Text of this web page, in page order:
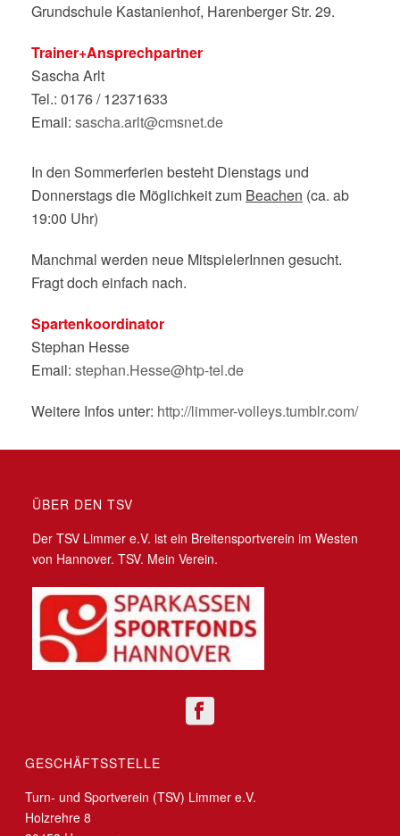
Grundschule Kastanienhof, Harenberger Str. 29.
Trainer+Ansprechpartner
Sascha Arlt
Tel.: 0176 / 12371633
Email: sascha.arlt@cmsnet.de
In den Sommerferien besteht Dienstags und
Donnerstags die Möglichkeit zum Beachen (ca. ab
19:00 Uhr)
Manchmal werden neue MitspielerInnen gesucht.
Fragt doch einfach nach.
Spartenkoordinator
Stephan Hesse
Email: stephan.Hesse@htp-tel.de
Weitere Infos unter: http://limmer-volleys.tumblr.com/
ÜBER DEN TSV
Der TSV Limmer e.V. ist ein Breitensportverein im Westen
von Hannover. TSV. Mein Verein.
GESCHÄFTSSTELLE
Turn- und Sportverein (TSV) Limmer e.V.
Holzrehre 8